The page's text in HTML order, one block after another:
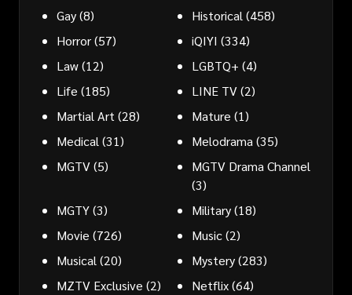
Gay(8) Historical(458)
Horror(57) iQIYI (334)
Law(12) LGBTQ+ (4)
Life (185) LINE TV(2)
Martial Art(28) Mature (1)
Medical(31) Melodrama(35)
MGTV(5)
MGTV Drama Channel
(3)
MGTY(3) Military(18)
Movie (726) Music(2)
Musical(20) Mystery(283)
MZTV Exclusive (2) Netflix(64)